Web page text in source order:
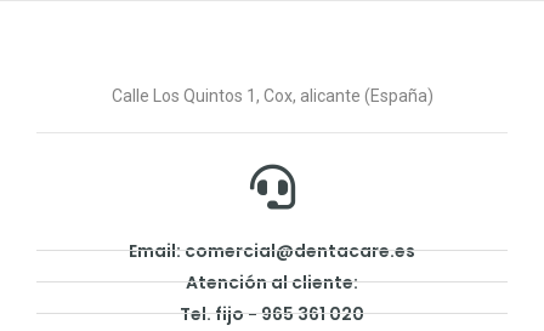
Calle Los Quintos 1, Cox, alicante (España)
Email: comercial@dentacare.es
Atención al cliente:
Tel. fijo - 965 361 020